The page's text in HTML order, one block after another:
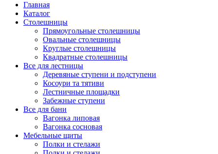
Главная
Каталог
Столешницы
Прямоугольные столешницы
Овальные столешницы
Круглые столешницы
Квадратные столешницы
Все для лестницы
Деревяные ступени и подступени
Косоури та тятиви
Лестничные площадки
Забежные ступени
Все для бани
Вагонка липовая
Вагонка сосновая
Мебельные щиты
Полки и стелажи